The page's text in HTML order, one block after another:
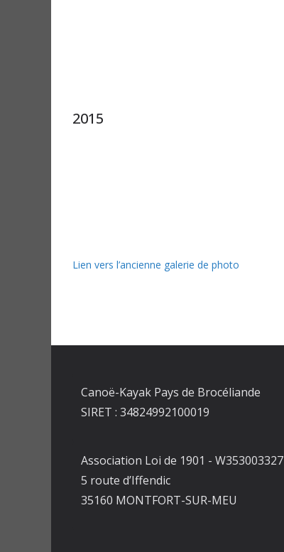
2015
Lien vers l’ancienne galerie de photo
Canoë-Kayak Pays de Brocéliande
SIRET : 34824992100019
Association Loi de 1901 - W353003327
5 route d’Iffendic
35160 MONTFORT-SUR-MEU